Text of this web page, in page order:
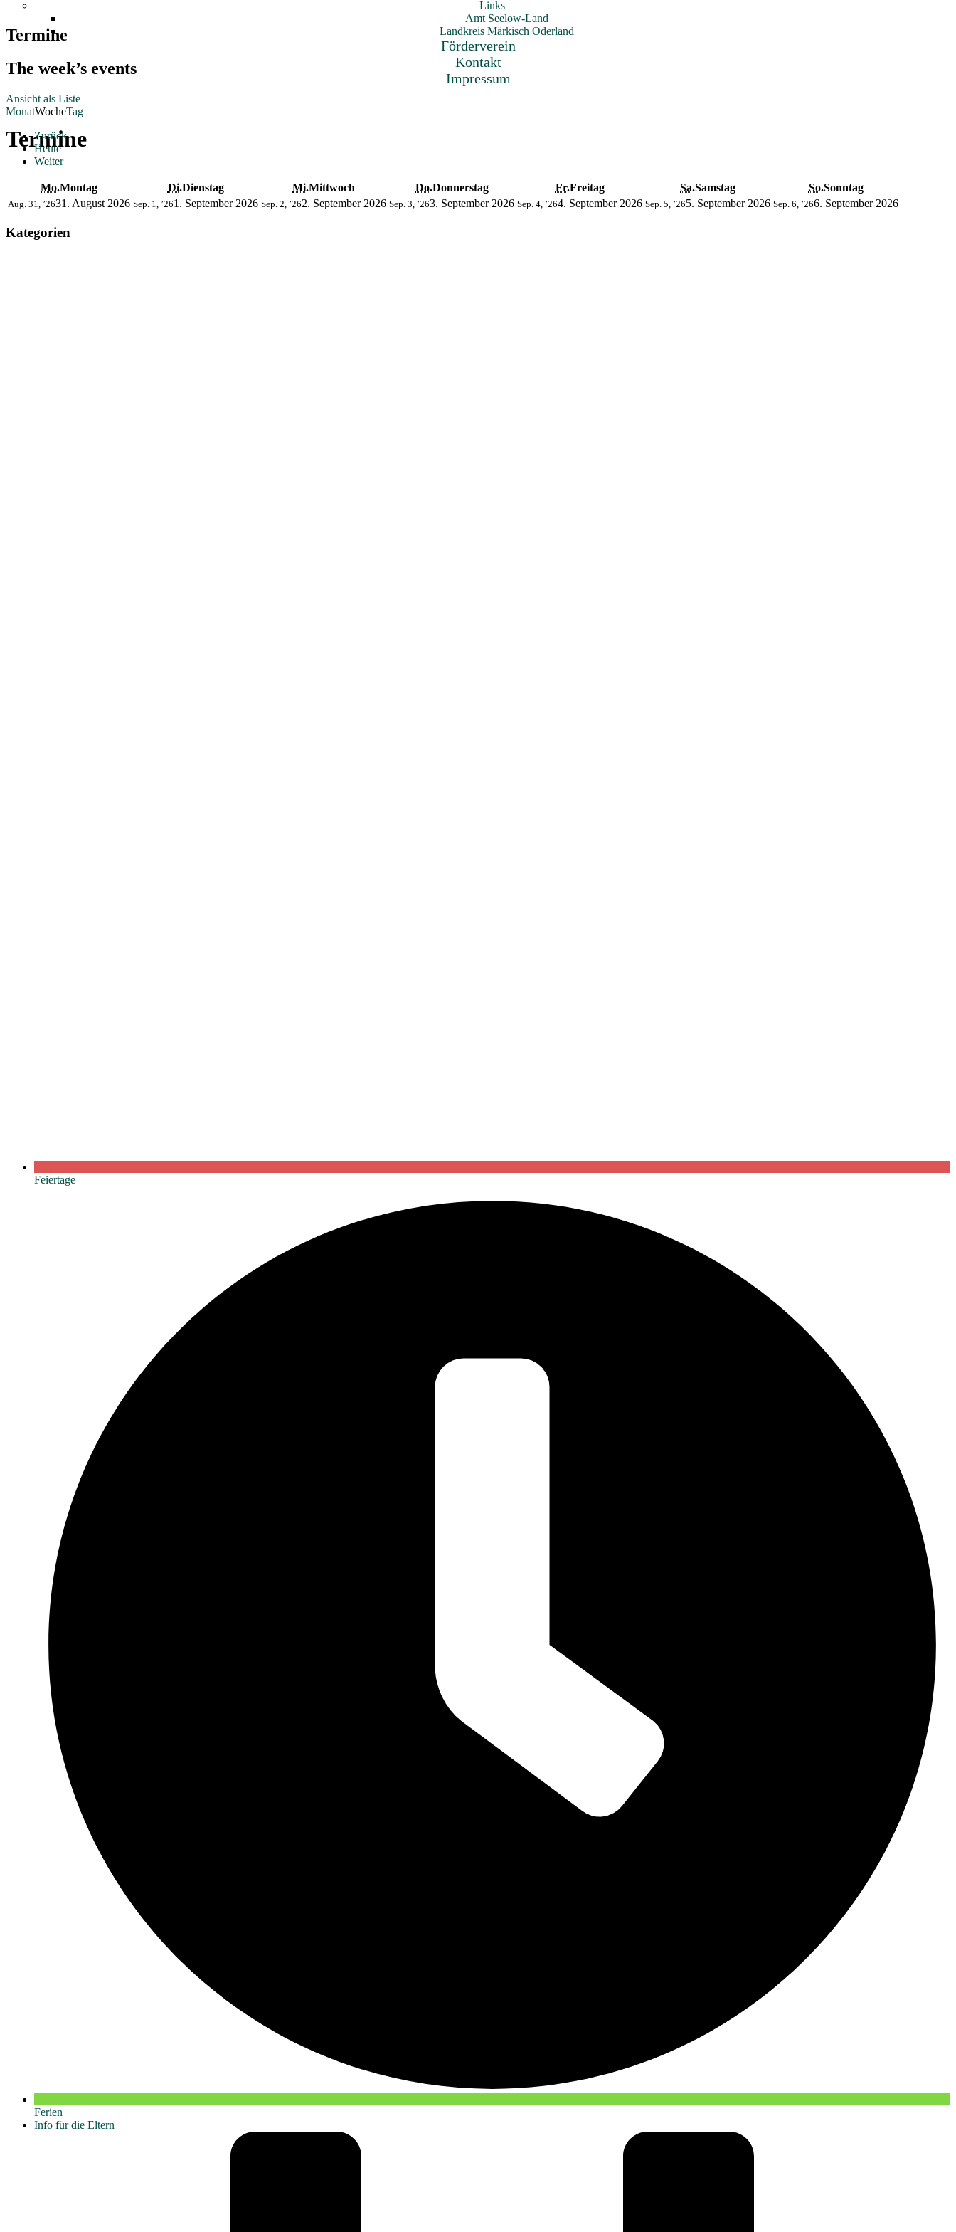
Links
Amt Seelow-Land
Landkreis Märkisch Oderland
Förderverein
Kontakt
Impressum
Termine
Termine
The week’s events
Ansicht als Liste
MonatWocheTag
Zurück
Heute
Weiter
Mo.Montag Di.Dienstag Mi.Mittwoch Do.Donnerstag Fr.Freitag Sa.Samstag So.Sonntag
Aug. 31, ’2631. August 2026 Sep. 1, ’261. September 2026 Sep. 2, ’262. September 2026 Sep. 3, ’263. September 2026 Sep. 4, ’264. September 2026 Sep. 5, ’265. September 2026 Sep. 6, ’266. September 2026
Kategorien
Feiertage
Ferien
Info für die Eltern